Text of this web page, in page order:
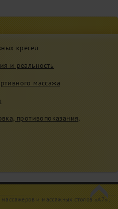
кресел
и реальность
массажа
противопоказания,
и массажных столов «A7»,